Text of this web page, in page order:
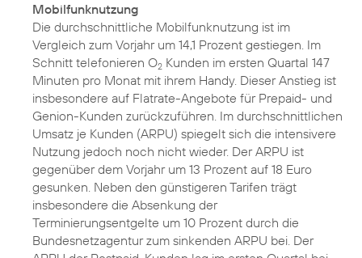
Mobilfunknutzung
Die durchschnittliche Mobilfunknutzung ist im
Vergleich zum Vorjahr um 14,1 Prozent gestiegen. Im
Schnitt telefonieren O2 Kunden im ersten Quartal 147
Minuten pro Monat mit ihrem Handy. Dieser Anstieg ist
insbesondere auf Flatrate-Angebote für Prepaid- und
Genion-Kunden zurückzuführen. Im durchschnittlichen
Umsatz je Kunden (ARPU) spiegelt sich die intensivere
Nutzung jedoch noch nicht wieder. Der ARPU ist
gegenüber dem Vorjahr um 13 Prozent auf 18 Euro
gesunken. Neben den günstigeren Tarifen trägt
insbesondere die Absenkung der
Terminierungsentgelte um 10 Prozent durch die
Bundesnetzagentur zum sinkenden ARPU bei. Der